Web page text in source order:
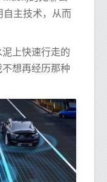
自主技术，从而
上快速行走的
想再经历那种